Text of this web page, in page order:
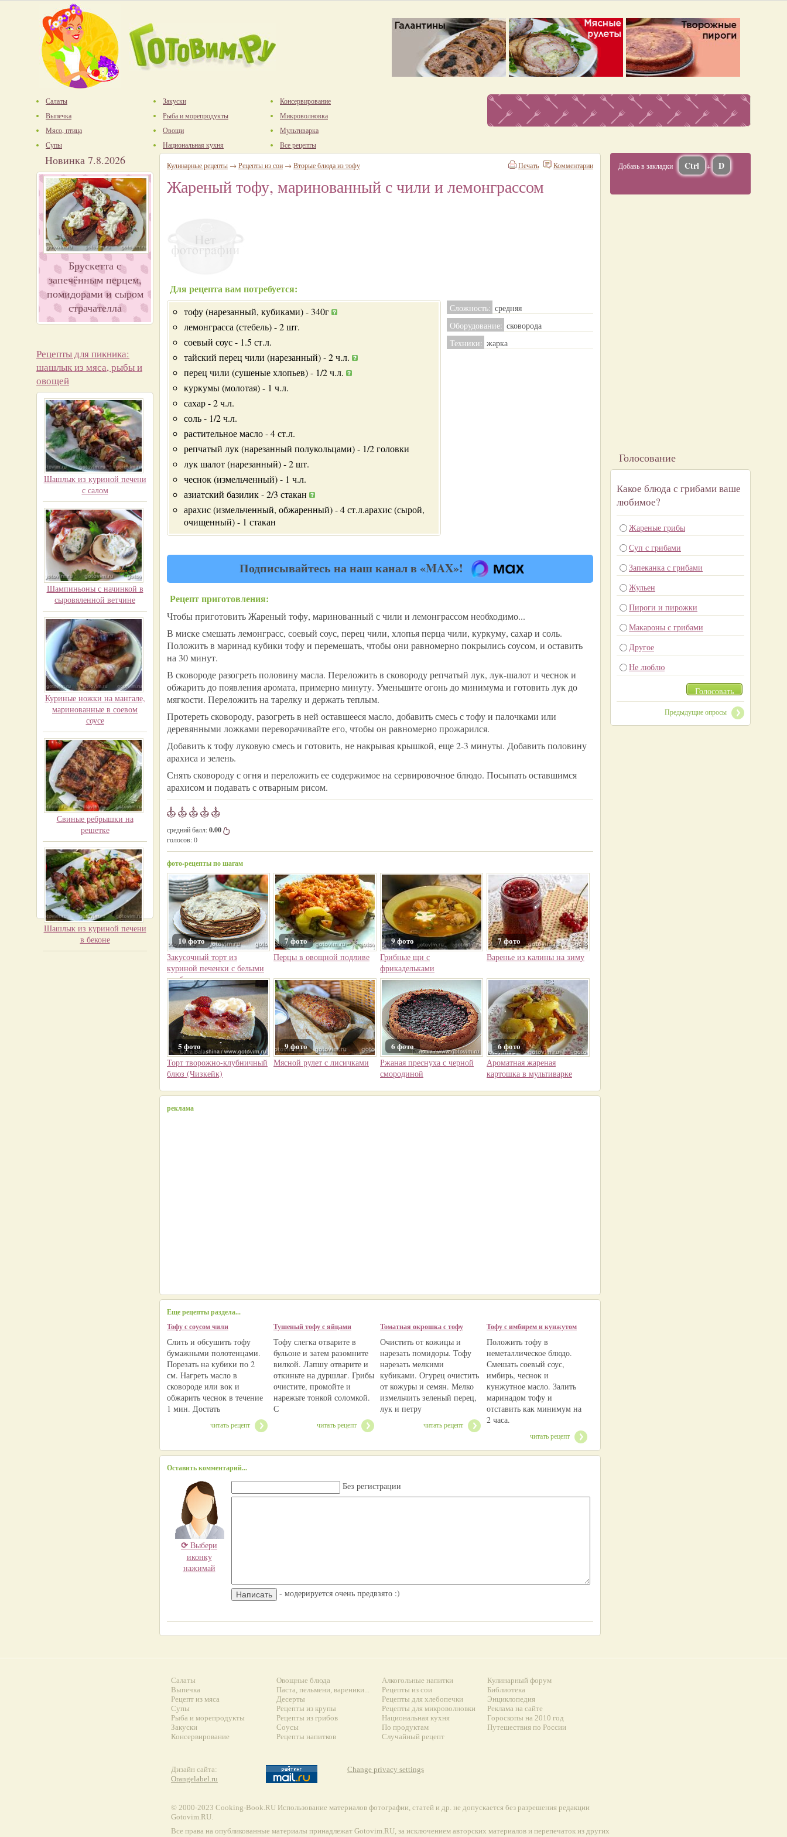
Салаты
Выпечка
Мясо, птица
Супы
Закуски
Рыба и морепродукты
Овощи
Национальная кухня
Консервирование
Микроволновка
Мультиварка
Все рецепты
Новинка 7.8.2026
Брускетта с
запечённым перцем,
помидорами и сыром
страчателла
Рецепты для пикника:
шашлык из мяса, рыбы и
овощей
Шашлык из куриной печени
с салом
Шампиньоны с начинкой в
сыровяленной ветчине
Куриные ножки на мангале,
маринованные в соевом
соусе
Свиные ребрышки на
решетке
Шашлык из куриной печени
в беконе
Комментарии
Печать
Кулинарные рецепты → Рецепты из сои → Вторые блюда из тофу
Жареный тофу, маринованный с чили и лемонграссом
Сложность: средняя
Оборудование: сковорода
Техники: жарка
Для рецепта вам потребуется:
тофу (нарезанный, кубиками) - 340г
лемонграсса (стебель) - 2 шт.
соевый соус - 1.5 ст.л.
тайский перец чили (нарезанный) - 2 ч.л.
перец чили (сушеные хлопьев) - 1/2 ч.л.
куркумы (молотая) - 1 ч.л.
сахар - 2 ч.л.
соль - 1/2 ч.л.
растительное масло - 4 ст.л.
репчатый лук (нарезанный полукольцами) - 1/2 головки
лук шалот (нарезанный) - 2 шт.
чеснок (измельченный) - 1 ч.л.
азиатский базилик - 2/3 стакан
арахис (измельченный, обжаренный) - 4 ст.л.арахис (сырой,
очищенный) - 1 стакан
Подписывайтесь на наш канал в «MAX»!
Рецепт приготовления:
Чтобы приготовить Жареный тофу, маринованный с чили и лемонграссом необходимо...
В миске смешать лемонграсс, соевый соус, перец чили, хлопья перца чили, куркуму, сахар и соль.
Положить в маринад кубики тофу и перемешать, чтобы они равномерно покрылись соусом, и оставить
на 30 минут.
В сковороде разогреть половину масла. Переложить в сковороду репчатый лук, лук-шалот и чеснок и
обжарить до появления аромата, примерно минуту. Уменьшите огонь до минимума и готовить лук до
мягкости. Переложить на тарелку и держать теплым.
Протереть сковороду, разогреть в ней оставшееся масло, добавить смесь с тофу и палочками или
деревянными ложками переворачивайте его, чтобы он равномерно прожарился.
Добавить к тофу луковую смесь и готовить, не накрывая крышкой, еще 2-3 минуты. Добавить половину
арахиса и зелень.
Снять сковороду с огня и переложить ее содержимое на сервировочное блюдо. Посыпать оставшимся
арахисом и подавать с отварным рисом.
средний балл:0.00
голосов:0
фото-рецепты по шагам
10 фото
Закусочный торт из
куриной печенки с белыми
грибами в сметане
7 фото
Перцы в овощной подливе
9 фото
Грибные щи с
фрикадельками
7 фото
Варенье из калины на зиму
5 фото
Торт творожно-клубничный
блюз (Чизкейк)
9 фото
Мясной рулет с лисичками
6 фото
Ржаная преснуха с черной
смородиной
6 фото
Ароматная жареная
картошка в мультиварке
реклама
Еще рецепты раздела...
Тофу с соусом чили
Слить и обсушить тофу
бумажными полотенцами.
Порезать на кубики по 2
см. Нагреть масло в
сковороде или вок и
обжарить чеснок в течение
1 мин. Достать
читать рецепт
Тушеный тофу с яйцами
Тофу слегка отварите в
бульоне и затем разомните
вилкой. Лапшу отварите и
откиньте на дуршлаг. Грибы
очистите, промойте и
нарежьте тонкой соломкой.
С
читать рецепт
Томатная окрошка с тофу
Очистить от кожицы и
нарезать помидоры. Тофу
нарезать мелкими
кубиками. Огурец очистить
от кожуры и семян. Мелко
измельчить зеленый перец,
лук и петру
читать рецепт
Тофу с имбирем и кунжутом
Положить тофу в
неметаллическое блюдо.
Смешать соевый соус,
имбирь, чеснок и
кунжутное масло. Залить
маринадом тофу и
отставить как минимум на
2 часа.
читать рецепт
Оставить комментарий...
⟳ Выбери
иконку
нажимай
Без регистрации
- модерируется очень предвзято :)
Добавь в закладки Ctrl + D
Голосование
Какое блюда с грибами ваше
любимое?
Жареные грибы
Суп с грибами
Запеканка с грибами
Жульен
Пироги и пирожки
Макароны с грибами
Другое
Не люблю
Голосовать
Предыдущие опросы
Салаты
Выпечка
Рецепт из мяса
Супы
Рыба и морепродукты
Закуски
Консервирование
Овощные блюда
Паста, пельмени, вареники...
Десерты
Рецепты из крупы
Рецепты из грибов
Соусы
Рецепты напитков
Алкогольные напитки
Рецепты из сои
Рецепты для хлебопечки
Рецепты для микроволновки
Национальная кухня
По продуктам
Случайный рецепт
Кулинарный форум
Библиотека
Энциклопедия
Реклама на сайте
Гороскопы на 2010 год
Путешествия по России
Дизайн сайта:
Orangelabel.ru
Change privacy settings
© 2000-2023 Сooking-Book.RU Использование материалов фотографии, статей и др. не допускается без разрешения редакции
Gotovim.RU.
Все права на опубликованные материалы принадлежат Gotovim.RU, за исключением авторских материалов и перепечаток из других